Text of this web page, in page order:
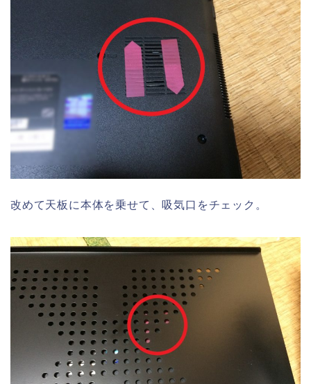
改めて天板に本体を乗せて、吸気口をチェック。